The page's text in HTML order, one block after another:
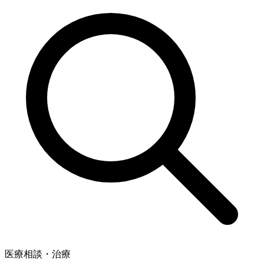
医療相談・治療